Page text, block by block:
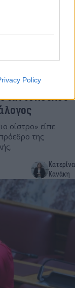
Policy
οίστρο» είπε
της
Κατερίνα
Κανάκη